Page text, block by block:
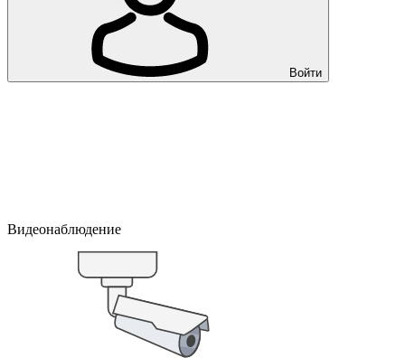
Войти
Видеонаблюдение